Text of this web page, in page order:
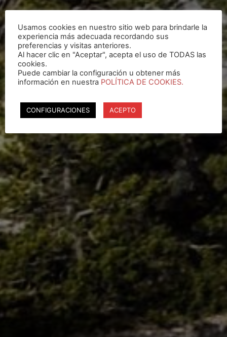
Usamos cookies en nuestro sitio web para brindarle la
experiencia más adecuada recordando sus
preferencias y visitas anteriores.
Al hacer clic en "Aceptar", acepta el uso de TODAS las
cookies.
Puede cambiar la configuración u obtener más
información en nuestra POLÍTICA DE COOKIES.
CONFIGURACIONES ACEPTO